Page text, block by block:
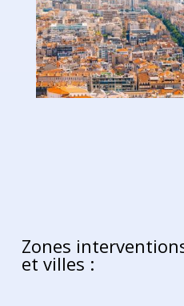
Zones
et villes :